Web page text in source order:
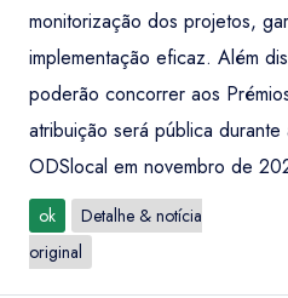
monitorização dos projetos,
implementação eficaz. Além
poderão concorrer aos
atribuição será pública
ODSlocal em novembro de
ok
Detalhe & notícia
original